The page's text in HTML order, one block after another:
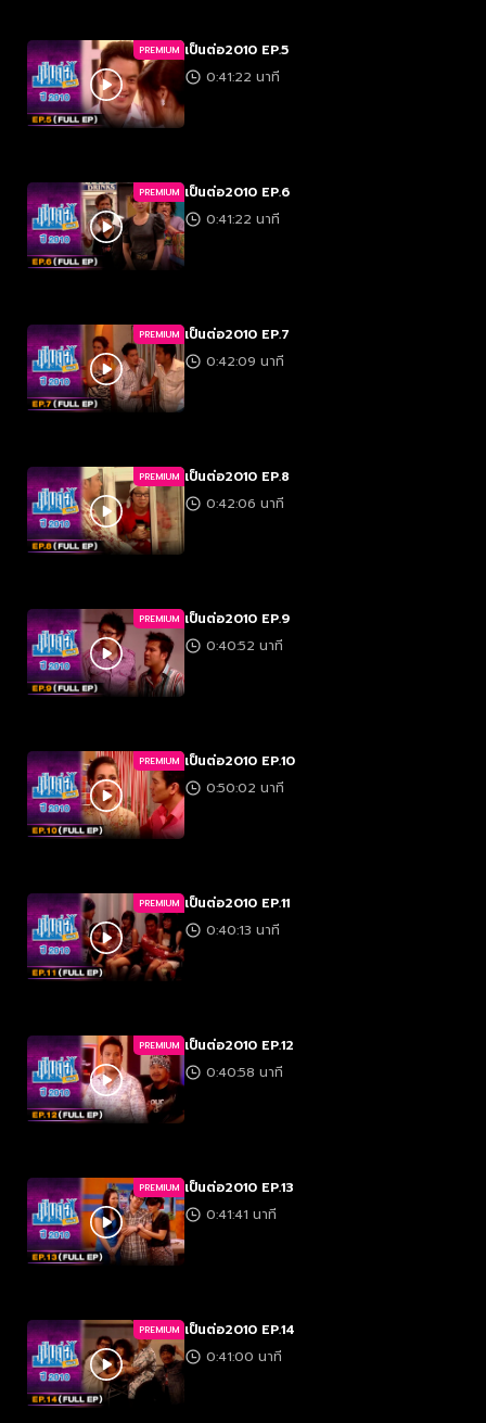
PREMIUM เป็นต่อ2010 EP.5
0:41:22 นาที
PREMIUM เป็นต่อ2010 EP.6
0:41:22 นาที
PREMIUM เป็นต่อ2010 EP.7
0:42:09 นาที
PREMIUM เป็นต่อ2010 EP.8
0:42:06 นาที
PREMIUM เป็นต่อ2010 EP.9
0:40:52 นาที
PREMIUM เป็นต่อ2010 EP.10
0:50:02 นาที
PREMIUM เป็นต่อ2010 EP.11
0:40:13 นาที
PREMIUM เป็นต่อ2010 EP.12
0:40:58 นาที
PREMIUM เป็นต่อ2010 EP.13
0:41:41 นาที
PREMIUM เป็นต่อ2010 EP.14
0:41:00 นาที